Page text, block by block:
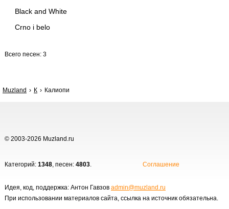
Black and White
Crno i belo
Всего песен: 3
Muzland К Калиопи
© 2003-2026 Muzland.ru
Категорий: 1348, песен: 4803. Соглашение
Идея, код, поддержка: Антон Гавзов admin@muzland.ru
При использовании материалов сайта, ссылка на источник обязательна.